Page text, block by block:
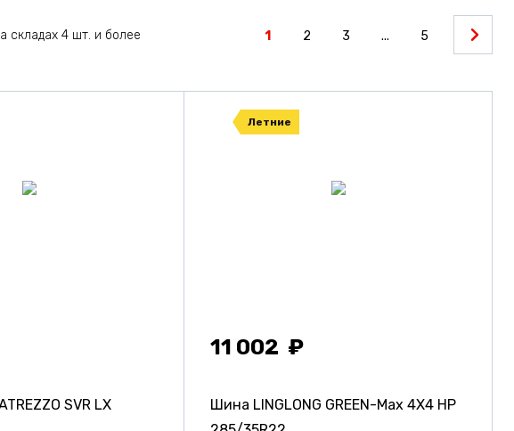
складах 4 шт. и более 1 2 3 ... 5
SVR LX
Летние
11 002
Шина LINGLONG GREEN-Max 4X4 HP